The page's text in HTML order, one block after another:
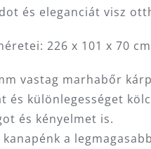
és eleganciát visz
226 x 101 x 70
vastag marhabőr
és különlegességet
és kényelmet is.
a